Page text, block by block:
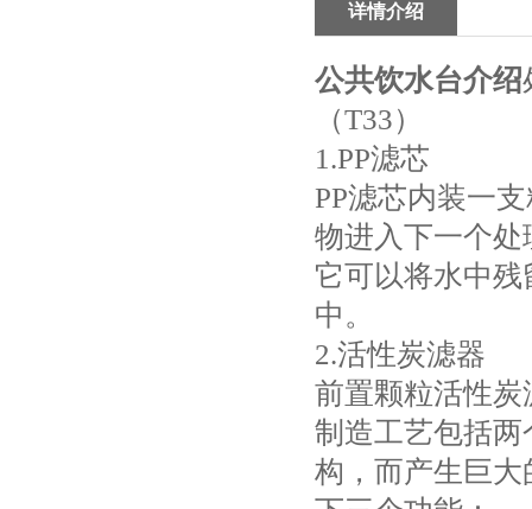
详情介绍
公共饮水台介绍
（T33）
1.PP滤芯
PP滤芯内装一
物进入下一个
它可以将水中
中。
2.活性炭滤器
前置颗粒活性
制造工艺包括
构，而产生巨